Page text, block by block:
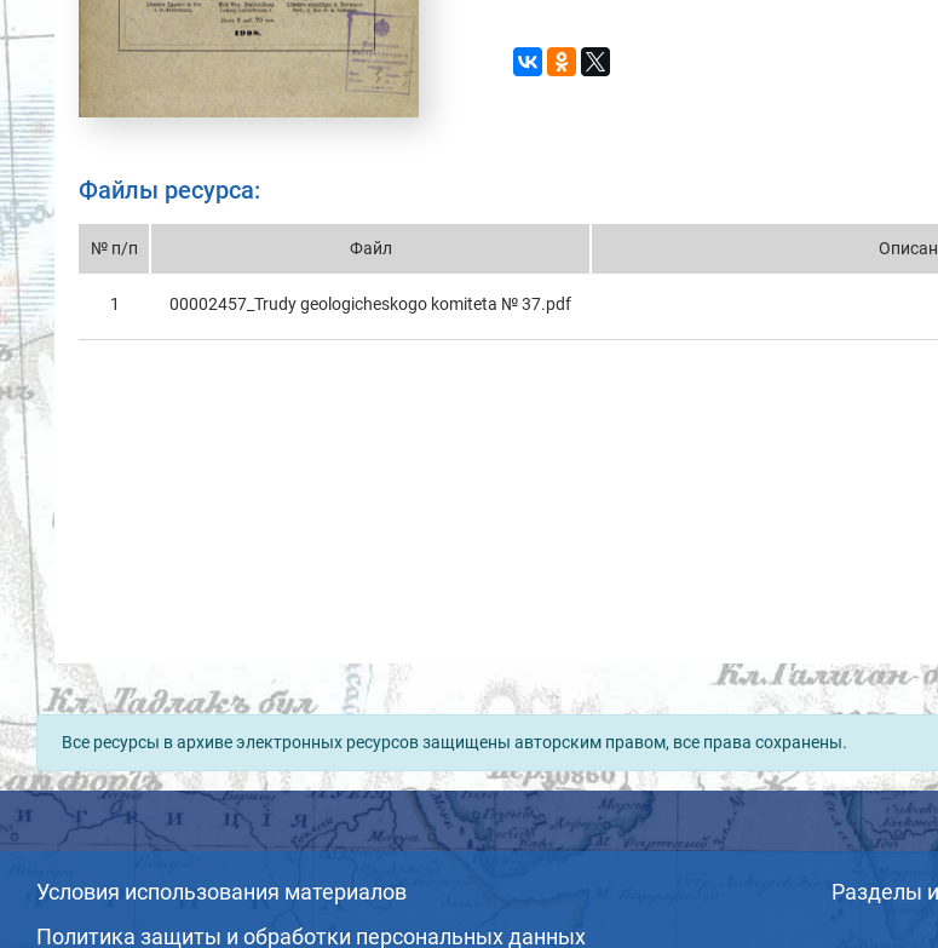
Файлы ресурса:
№ п/п Файл
1 00002457_Trudy geologicheskogo komitetа № 37.pdf
Все ресурсы в архиве электронных ресурсов защищены авторским правом, все права сохранены.
Условия использования материалов
Политика защиты и обработки персональных данных
Разделы